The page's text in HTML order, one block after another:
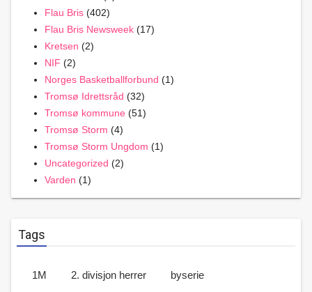
Flau Bris (402)
Flau Bris Newsweek (17)
Kretsen (2)
NIF (2)
Norges Basketballforbund (1)
Tromsø Idrettsråd (32)
Tromsø kommune (51)
Tromsø Storm (4)
Tromsø Storm Ungdom (1)
Uncategorized (2)
Varden (1)
Tags
1M 2. divisjon herrer byserie